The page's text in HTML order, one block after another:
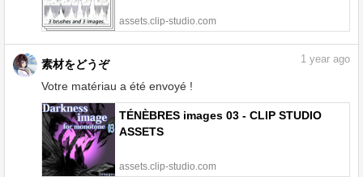
assets.clip-studio.com
素材をどうぞ
Votre matériau a été envoyé !
1 year ago
TÉNÈBRES images 03 - CLIP STUDIO
ASSETS
assets.clip-studio.com